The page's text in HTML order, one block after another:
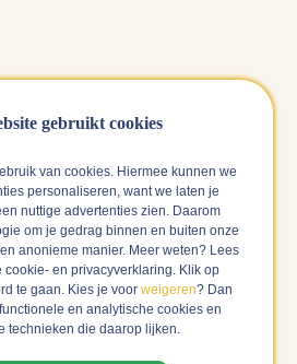
Barberba. Ik ben gek op
rode wijnen. Als je daarvan
goede keuze!"
gebruikt cookies
van cookies. Hiermee kunnen we
personaliseren, want we laten je
nuttige advertenties zien. Daarom
om je gedrag binnen en buiten onze
anonieme manier. Meer weten? Lees
cookie- en privacyverklaring. Klik op
te gaan. Kies je voor weigeren? Dan
en analytische cookies en
technieken die daarop lijken.